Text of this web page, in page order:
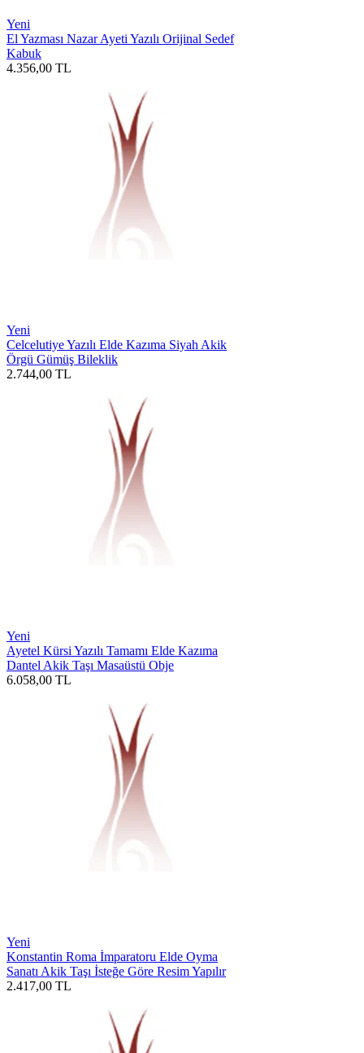
Yeni
El Yazması Nazar Ayeti Yazılı Orijinal Sedef
Kabuk
4.356,00 TL
Yeni
Celcelutiye Yazılı Elde Kazıma Siyah Akik
Örgü Gümüş Bileklik
2.744,00 TL
Yeni
Ayetel Kürsi Yazılı Tamamı Elde Kazıma
Dantel Akik Taşı Masaüstü Obje
6.058,00 TL
Yeni
Konstantin Roma İmparatoru Elde Oyma
Sanatı Akik Taşı İsteğe Göre Resim Yapılır
2.417,00 TL